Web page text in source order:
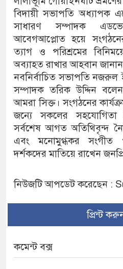
বিদায়ী সভাপতি অধ্যাপক
সাধারণ সম্পাদক
আবেগআপ্লোত হয়ে
ত্যাগ ও পরিশ্রমের
অব্যাহত রাখার আহবান
নবনির্বাচিত সভাপতি
সম্পাদক তরিক উদ্দিন
আমরা সিক্ত। সংগঠনের
জন্যে সকলের সহযোগিতা
সর্বশেষ আগত অতিথিবৃন্দ
এবং মনোমুগ্ধকর সংগীত
দর্শকদের মাতিয়ে রাখেন
নিউজটি আপডেট করেছেন :
প্রিন্ট
কমেন্ট বক্স